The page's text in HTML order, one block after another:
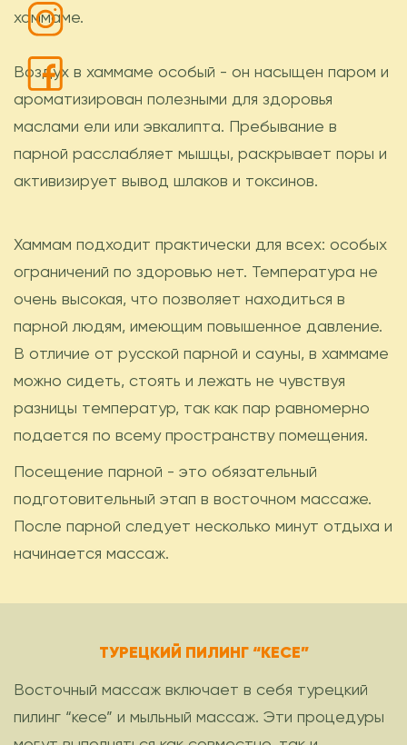
хаммаме.
Воздух в хаммаме особый - он насыщен паром и
ароматизирован полезными для здоровья
маслами ели или эвкалипта. Пребывание в
парной расслабляет мышцы, раскрывает поры и
активизирует вывод шлаков и токсинов.
Хаммам подходит практически для всех: особых
ограничений по здоровью нет. Температура не
очень высокая, что позволяет находиться в
парной людям, имеющим повышенное давление.
В отличие от русской парной и сауны, в хаммаме
можно сидеть, стоять и лежать не чувствуя
разницы температур, так как пар равномерно
подается по всему пространству помещения.
Посещение парной - это обязательный
подготовительный этап в восточном массаже.
После парной следует несколько минут отдыха и
начинается массаж.
ТУРЕЦКИЙ ПИЛИНГ “КЕСЕ”
Восточный массаж включает в себя турецкий
пилинг “кесе” и мыльный массаж. Эти процедуры